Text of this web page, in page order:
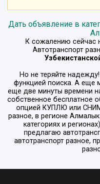
Дать объявление в
К сожалению сейчас
Автотранспорт
Но не теряйте
функцией поиска. А еще
еще две минуты времени
собственное бесплатное
опцией КУПЛЮ или
разное, в регионе Алмалык
категориях и
предлагаю
автотранспорт разное,